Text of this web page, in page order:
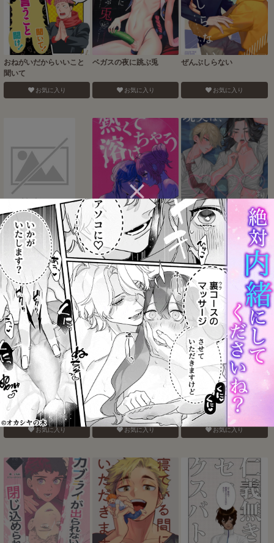
おねがいだからいいこと
聞いて
お気に入り
ベガスの夜に跳ぶ兎
お気に入り
ぜんぶしらない
お気に入り
Take a penalty
お気に入り
熱くて溶けちゃう
お気に入り
現実は、×××よりきもちい
call My HERO
お気に入り
愛故に！寂し紛れのゼロ
距離射撃
お気に入り
地脈異常で動物化＆発情
してスケベしまくる話
お気に入り